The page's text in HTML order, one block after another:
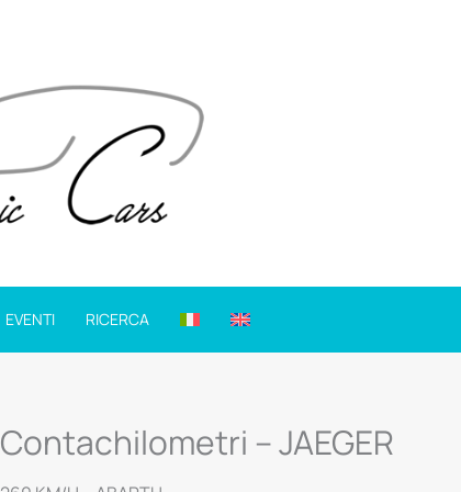
EVENTI RICERCA
Contachilometri – JAEGER